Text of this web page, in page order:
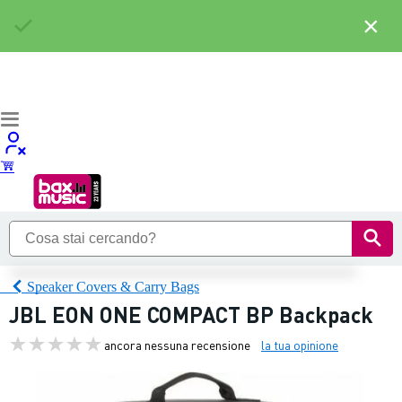
Speaker Covers & Carry Bags
JBL EON ONE COMPACT BP Backpack
ancora nessuna recensione la tua opinione
×